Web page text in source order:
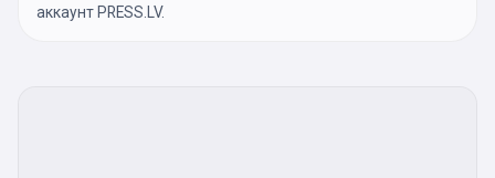
аккаунт PRESS.LV.